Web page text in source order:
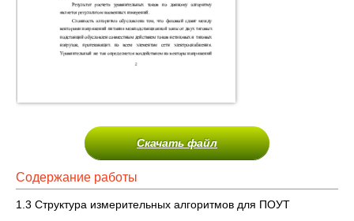
Скачать файл
Содержание работы
1.3 Структура измерительных алгоритмов для ПОУТ